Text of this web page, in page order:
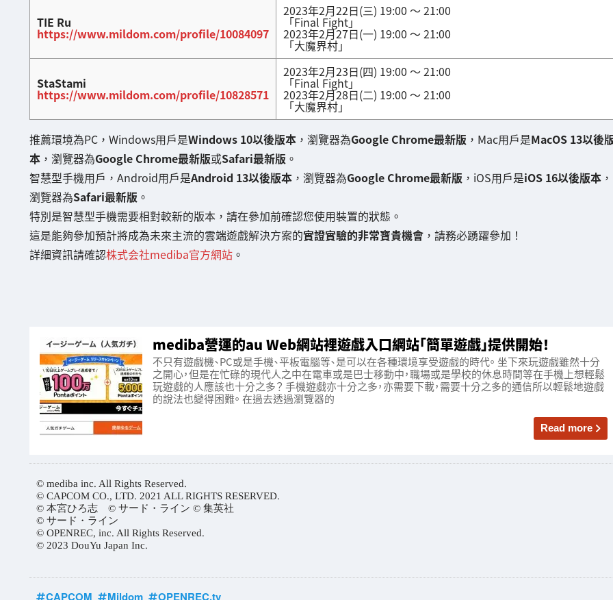
TIE Ru
https://www.mildom.com/profile/10084097
2023年2月22日(三) 19:00 ～ 21:00
「Final Fight」
2023年2月27日(一) 19:00 ～ 21:00
「大魔界村」
StaStami
https://www.mildom.com/profile/10828571
2023年2月23日(四) 19:00 ～ 21:00
「Final Fight」
2023年2月28日(二) 19:00 ～ 21:00
「大魔界村」
推薦環境為PC，Windows用戶是Windows 10以後版本，瀏覽器為Google Chrome最新版 ，Mac用戶是MacOS 13以後
本，瀏覽器為Google Chrome最新版或Safari最新版 。
智慧型手機用戶，Android用戶是Android 13以後版本，瀏覽器為Google Chrome最新版 ，iOS用戶是iOS 16以後版本，
瀏覽器為Safari最新版 。
特別是智慧型手機需要相對較新的版本，請在參加前確認您使用裝置的狀態。
這是能夠參加預計將成為未來主流的雲端遊戲解決方案的實證實驗的非常寶貴機會，請務必踴躍參加！
詳細資訊請確認株式会社mediba官方網站。
mediba營運的au Web網站裡遊戲入口網站「簡單遊戲」提供開始！
不只有遊戲機、PC或是手機、平板電腦等、是可以在各種環境享受遊戲的時代。 坐下來玩遊戲雖然十分
之開心，但是在忙碌的現代人之中在電車或是巴士移動中，職場或是學校的休息時間等在手機上想輕鬆
玩遊戲的人應該也十分之多？ 手機遊戲亦十分之多，亦需要下載，需要十分之多的通信所以輕鬆地遊戲
的說法也變得困難。 在過去透過瀏覽器的
Read more
© mediba inc. All Rights Reserved.
© CAPCOM CO., LTD. 2021 ALL RIGHTS RESERVED.
© 本宮ひろ志 © サード・ライン © 集英社
© サード・ライン
© OPENREC, inc. All Rights Reserved.
© 2023 DouYu Japan Inc.
CAPCOM Mildom OPENREC.tv